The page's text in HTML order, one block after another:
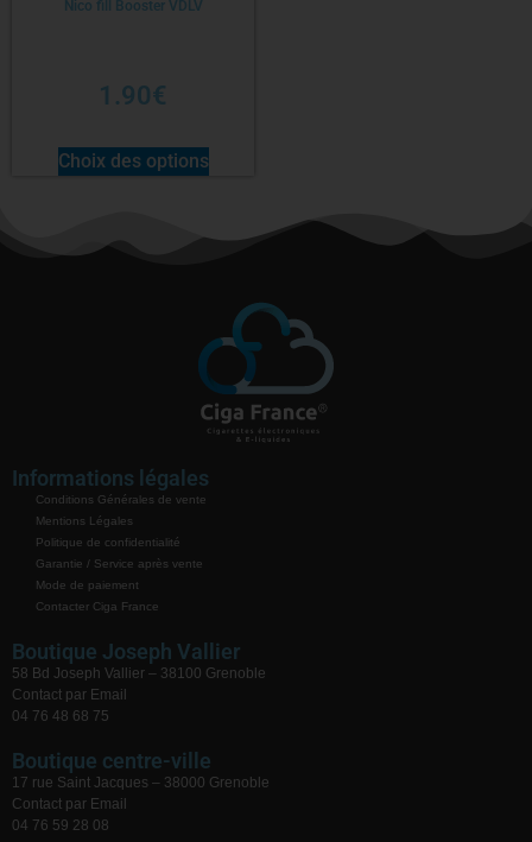
Nico fill Booster VDLV
1.90€
Choix des options
Informations légales
Conditions Générales de vente
Mentions Légales
Politique de confidentialité
Garantie / Service après vente
Mode de paiement
Contacter Ciga France
Boutique Joseph Vallier
58 Bd Joseph Vallier – 38100 Grenoble
Contact par Email
04 76 48 68 75
Boutique centre-ville
17 rue Saint Jacques – 38000 Grenoble
Contact par Email
04 76 59 28 08